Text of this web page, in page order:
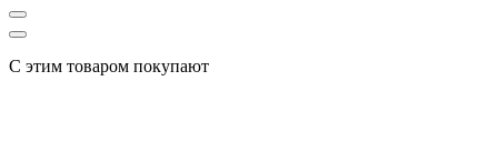
С этим товаром покупают